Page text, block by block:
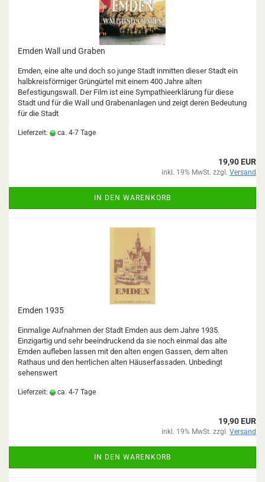
Emden Wall und Graben
Emden, eine alte und doch so junge Stadt inmitten dieser Stadt ein
halbkreisförmiger Grüngürtel mit einem 400 Jahre alten
Befestigungswall. Der Film ist eine Sympathieerklärung für diese
Stadt und für die Wall und Grabenanlagen und zeigt deren Bedeutung
für die Stadt
Lieferzeit: ca. 4-7 Tage
19,90 EUR
inkl. 19% MwSt. zzgl. Versand
IN DEN WARENKORB
Emden 1935
Einmalige Aufnahmen der Stadt Emden aus dem Jahre 1935.
Einzigartig und sehr beeindruckend da sie noch einmal das alte
Emden aufleben lassen mit den alten engen Gassen, dem alten
Rathaus und den herrlichen alten Häuserfassaden. Unbedingt
sehenswert
Lieferzeit: ca. 4-7 Tage
19,90 EUR
inkl. 19% MwSt. zzgl. Versand
IN DEN WARENKORB